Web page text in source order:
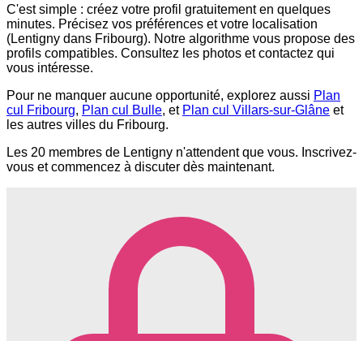
C'est simple : créez votre profil gratuitement en quelques
minutes. Précisez vos préférences et votre localisation
(Lentigny dans Fribourg). Notre algorithme vous propose des
profils compatibles. Consultez les photos et contactez qui
vous intéresse.
Pour ne manquer aucune opportunité, explorez aussi Plan
cul Fribourg, Plan cul Bulle, et Plan cul Villars-sur-Glâne et
les autres villes du Fribourg.
Les 20 membres de Lentigny n'attendent que vous. Inscrivez-
vous et commencez à discuter dès maintenant.